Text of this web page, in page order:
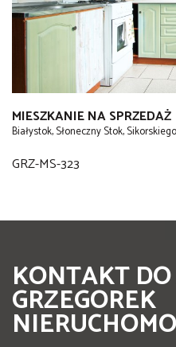
MIESZKANIE NA SPRZEDAŻ
Białystok, Słoneczny Stok, Sikorskiego
GRZ-MS-323
KONTAKT
GRZEGOREK